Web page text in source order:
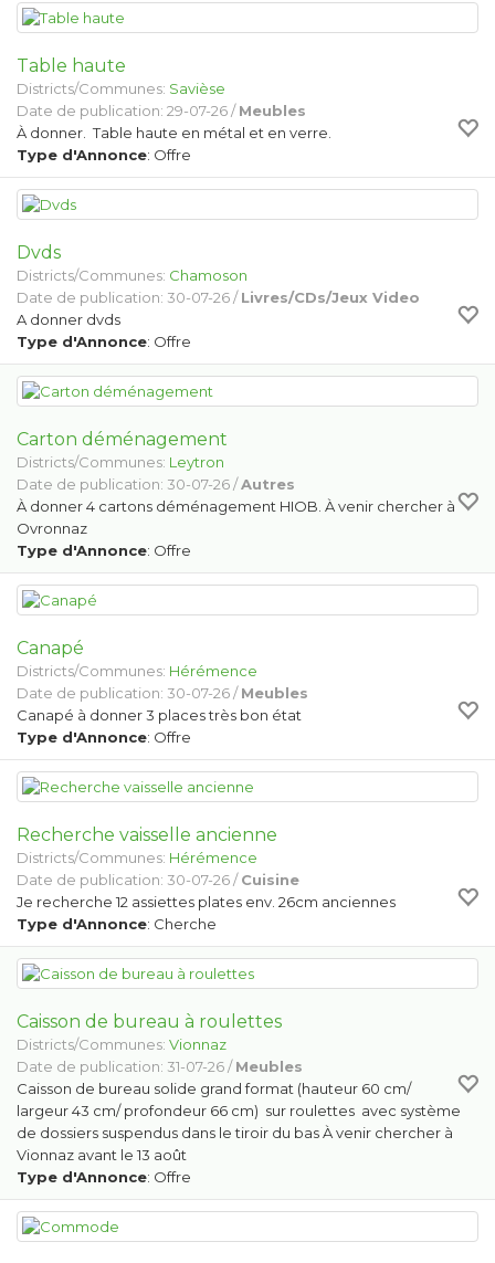
Table haute
Districts/Communes: Savièse
Date de publication: 29-07-26 /Meubles
À donner. Table haute en métal et en verre.
Type d'Annonce: Offre
Dvds
Districts/Communes: Chamoson
Date de publication: 30-07-26 /Livres/CDs/Jeux Video
A donner dvds
Type d'Annonce: Offre
Carton déménagement
Districts/Communes: Leytron
Date de publication: 30-07-26 /Autres
À donner 4 cartons déménagement HIOB. À venir chercher à
Ovronnaz
Type d'Annonce: Offre
Canapé
Districts/Communes: Hérémence
Date de publication: 30-07-26 /Meubles
Canapé à donner 3 places très bon état
Type d'Annonce: Offre
Recherche vaisselle ancienne
Districts/Communes: Hérémence
Date de publication: 30-07-26 /Cuisine
Je recherche 12 assiettes plates env. 26cm anciennes
Type d'Annonce: Cherche
Caisson de bureau à roulettes
Districts/Communes: Vionnaz
Date de publication: 31-07-26 /Meubles
Caisson de bureau solide grand format (hauteur 60 cm/
largeur 43 cm/ profondeur 66 cm) sur roulettes avec système
de dossiers suspendus dans le tiroir du bas À venir chercher à
Vionnaz avant le 13 août
Type d'Annonce: Offre